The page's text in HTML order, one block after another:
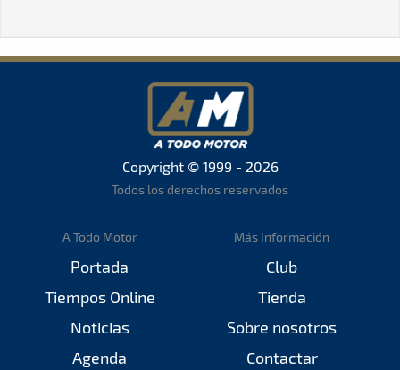
Copyright © 1999 - 2026
Todos los derechos reservados
A Todo Motor
Portada
Tiempos Online
Noticias
Agenda
Más Información
Club
Tienda
Sobre nosotros
Contactar